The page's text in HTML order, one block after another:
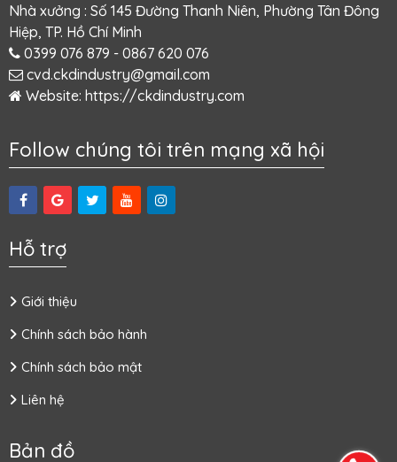
Nhà xưởng : Số 145 Đường Thanh Niên, Phường Tân Đông
Hiệp, TP. Hồ Chí Minh
0399 076 879 - 0867 620 076
cvd.ckdindustry@gmail.com
Website: https://ckdindustry.com
Follow chúng tôi trên mạng xã hội
Hỗ trợ
Giới thiệu
Chính sách bảo hành
Chính sách bảo mật
Liên hệ
Bản đồ